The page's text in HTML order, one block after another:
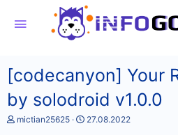
[codecanyon] Your
by solodroid v1.0.0
А
mictian25625
Д
27.08.2022